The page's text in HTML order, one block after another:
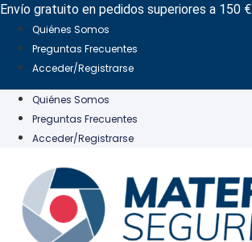
Ir
contenido
Envío gratuito en pedidos superiores a 150 €
Quiénes Somos
Preguntas Frecuentes
Acceder/Registrarse
Quiénes Somos
Preguntas Frecuentes
Acceder/Registrarse